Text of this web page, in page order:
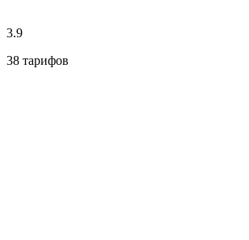
3.9
38 тарифов